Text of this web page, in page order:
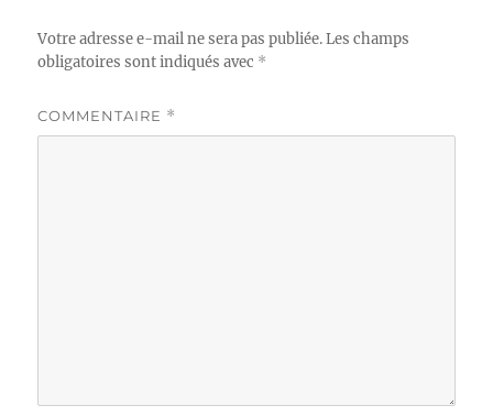
Votre adresse e-mail ne sera pas publiée. Les champs
obligatoires sont indiqués avec *
COMMENTAIRE *